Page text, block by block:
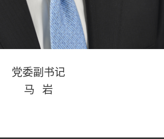
党委副书记
马 岩